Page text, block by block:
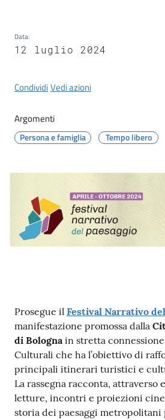
Data:
12 luglio 2024
CondividiVedi azioni
Argomenti
Persona e famiglia Tempo libero
Contenuto
Prosegue il Festival Narrativo
manifestazione promossa dalla
di Bolognain stretta
Culturali che ha l’obiettivo di
principali itinerari turistici e
La rassegna racconta, attraverso
letture, incontri e proiezioni
storia dei paesaggi metropolitani